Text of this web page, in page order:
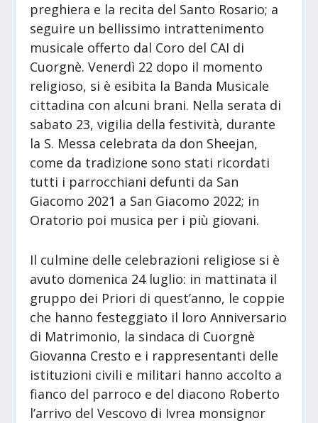
preghiera e la recita del Santo Rosario; a
seguire un bellissimo intrattenimento
musicale offerto dal Coro del CAI di
Cuorgnè. Venerdì 22 dopo il momento
religioso, si è esibita la Banda Musicale
cittadina con alcuni brani. Nella serata di
sabato 23, vigilia della festività, durante
la S. Messa celebrata da don Sheejan,
come da tradizione sono stati ricordati
tutti i parrocchiani defunti da San
Giacomo 2021 a San Giacomo 2022; in
Oratorio poi musica per i più giovani.
Il culmine delle celebrazioni religiose si è
avuto domenica 24 luglio: in mattinata il
gruppo dei Priori di quest’anno, le coppie
che hanno festeggiato il loro Anniversario
di Matrimonio, la sindaca di Cuorgnè
Giovanna Cresto e i rappresentanti delle
istituzioni civili e militari hanno accolto a
fianco del parroco e del diacono Roberto
l’arrivo del Vescovo di Ivrea monsignor